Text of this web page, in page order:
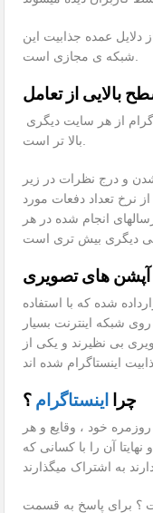
عمده جذابیت این
بالایی از تعامل
و درج نظرات در زیر
نرخ تعداد دفعات مورد
انجام شده در هر
آپشن های تصویری
شده که با استفاده
شبکه اینترنت بسیار
بی نظیرند و یکی از
چرا اینستاگرام ؟
خود ، وقایع و هر
آن را با کسانی که
؟ برای پاسخ به قسمت